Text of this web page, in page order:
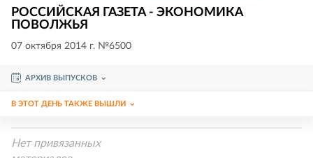
РОССИЙСКАЯ ГАЗЕТА - ЭКОНОМИКА
ПОВОЛЖЬЯ
07 октября 2014 г. №6500
АРХИВ ВЫПУСКОВ
В ЭТОТ ДЕНЬ ТАКЖЕ ВЫШЛИ
Нет привязанных